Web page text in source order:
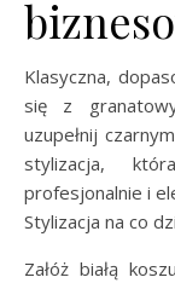
Klasyczna,
się z
uzupełnij
stylizacja,
profesjonalnie i
Stylizacja na co
Załóż białą